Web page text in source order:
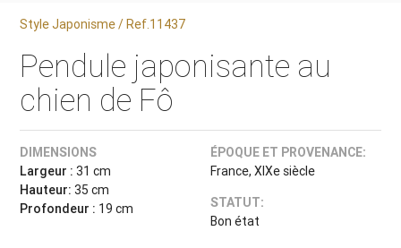
Style Japonisme / Ref.11437
Pendule japonisante au
chien de Fô
DIMENSIONS
Largeur : 31 cm
Hauteur: 35 cm
Profondeur : 19 cm
ÉPOQUE ET PROVENANCE:
France, XIXe siècle
STATUT:
Bon état